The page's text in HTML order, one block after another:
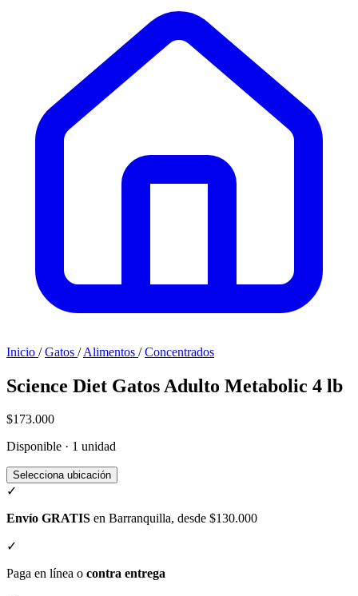
Inicio / Gatos / Alimentos / Concentrados
Science Diet Gatos Adulto Metabolic 4 lb
$173.000
Disponible · 1 unidad
Selecciona ubicación
✓
Envío GRATIS en Barranquilla, desde $130.000
✓
Paga en línea o contra entrega